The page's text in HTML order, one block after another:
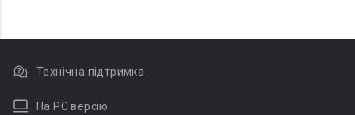
Технічна підтримка
На PC версію